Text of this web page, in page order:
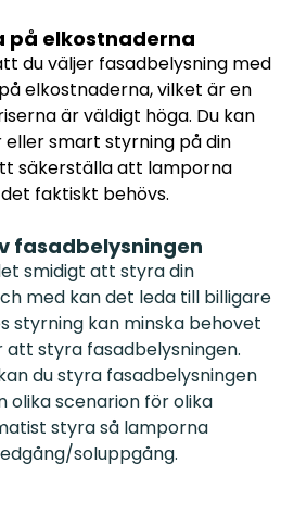
på elkostnaderna
du väljer fasadbelysning med
elkostnaderna, vilket är en
är väldigt höga. Du kan
smart styrning på din
säkerställa att lamporna
faktiskt behövs.
fasadbelysningen
smidigt att styra din
med kan det leda till billigare
styrning kan minska behovet
styra fasadbelysningen.
du styra fasadbelysningen
olika scenarion för olika
styra så lamporna
soluppgång.